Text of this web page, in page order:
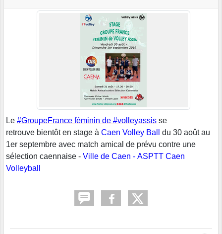
Le #GroupeFrance féminin de #volleyassis se
retrouve bientôt en stage à Caen Volley Ball
du 30 août au
1er septembre avec match amical de prévu contre une
sélection caennaise - Ville de Caen - ASPTT Caen
Volleyball